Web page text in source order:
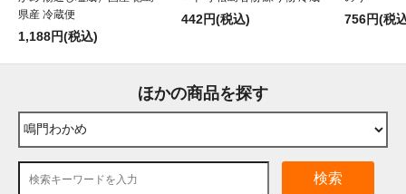
県産 冷蔵便
1,188円(税込)
442円(税込) 756円(税
ほかの商品を探す
検索